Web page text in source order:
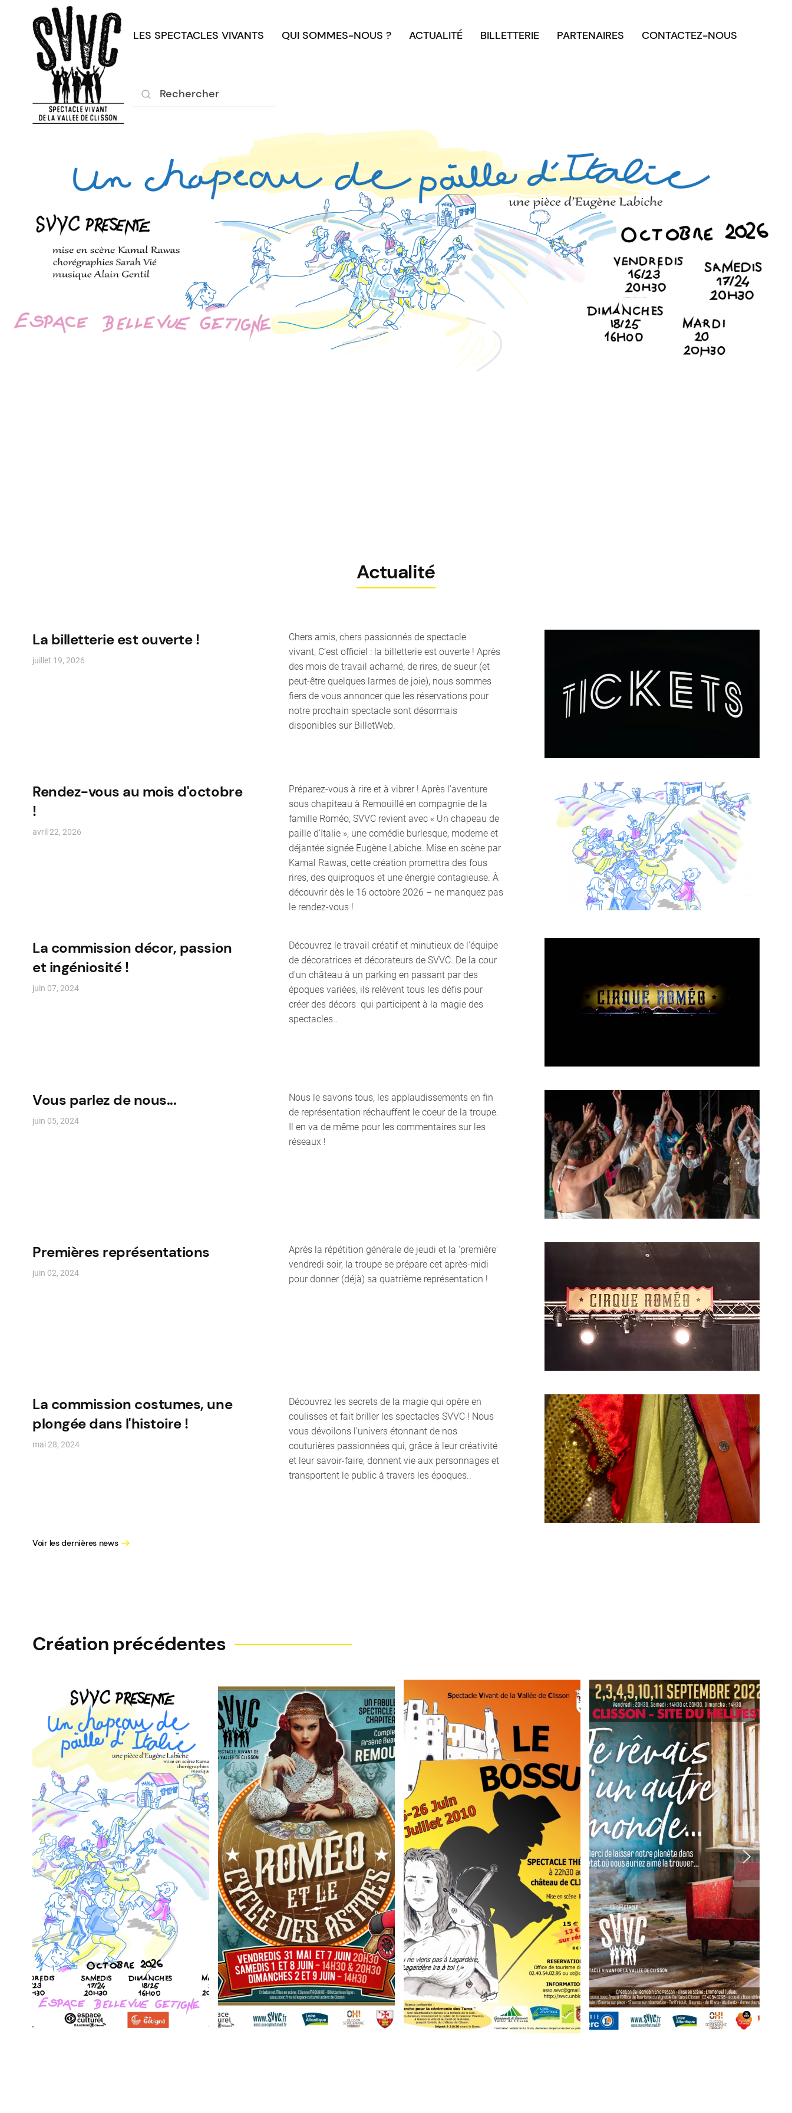
LES SPECTACLES VIVANTS QUI SOMMES-NOUS ? ACTUALITÉ BILLETTERIE PARTENAIRES CONTACTEZ-NOUS
Actualité
La billetterie est ouverte !
juillet 19, 2026
Chers amis, chers passionnés de spectacle
vivant, C’est officiel : la billetterie est ouverte ! Après
des mois de travail acharné, de rires, de sueur (et
peut-être quelques larmes de joie), nous sommes
fiers de vous annoncer que les réservations pour
notre prochain spectacle sont désormais
disponibles sur BilletWeb.
Rendez-vous au mois d'octobre
!
avril 22, 2026
Préparez-vous à rire et à vibrer ! Après l’aventure
sous chapiteau à Remouillé en compagnie de la
famille Roméo, SVVC revient avec « Un chapeau de
paille d’Italie », une comédie burlesque, moderne et
déjantée signée Eugène Labiche. Mise en scène par
Kamal Rawas, cette création promettra des fous
rires, des quiproquos et une énergie contagieuse. À
découvrir dès le 16 octobre 2026 – ne manquez pas
le rendez-vous !
La commission décor, passion
et ingéniosité !
juin 07, 2024
Découvrez le travail créatif et minutieux de l'équipe
de décoratrices et décorateurs de SVVC. De la cour
d'un château à un parking en passant par des
époques variées, ils relèvent tous les défis pour
créer des décors qui participent à la magie des
spectacles..
Vous parlez de nous...
juin 05, 2024
Nous le savons tous, les applaudissements en fin
de représentation réchauffent le coeur de la troupe.
Il en va de même pour les commentaires sur les
réseaux !
Premières représentations
juin 02, 2024
Après la répétition générale de jeudi et la 'première'
vendredi soir, la troupe se prépare cet après-midi
pour donner (déjà) sa quatrième représentation !
La commission costumes, une
plongée dans l'histoire !
mai 28, 2024
Découvrez les secrets de la magie qui opère en
coulisses et fait briller les spectacles SVVC ! Nous
vous dévoilons l'univers étonnant de nos
couturières passionnées qui, grâce à leur créativité
et leur savoir-faire, donnent vie aux personnages et
transportent le public à travers les époques..
Voir les dernières news
Création précédentes